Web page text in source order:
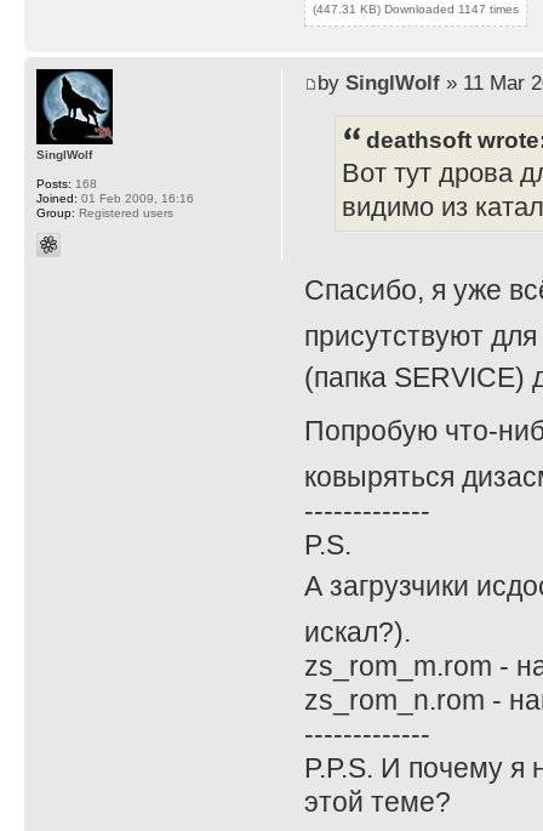
(447.31 KB) Downloaded 1147 times
by SinglWolf» 11 Mar
deathsoft
Вот тут дрова
видимо из
Спасибо, я уже
присутствуют
(папка SERVICE)
Попробую что-
ковыряться
-------------
P.S.
А загрузчики
искал?).
zs_rom_m.rom -
zs_rom_n.rom -
-------------
P.P.S. И почему я
этой теме?
SinglWolf
Posts: 168
Joined: 01 Feb 2009, 16:16
Group: Registered users